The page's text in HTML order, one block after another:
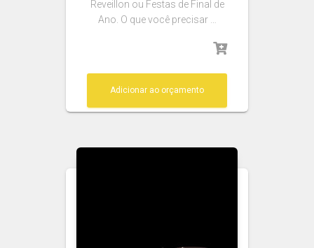
Reveillon ou Festas de Final de
Ano. O que você precisar …
Adicionar ao orçamento